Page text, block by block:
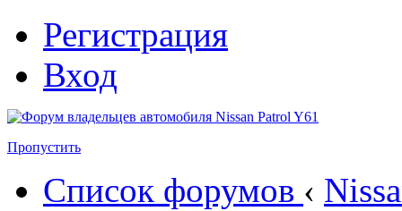
Регистрация
Вход
Пропустить
Список форумов ‹